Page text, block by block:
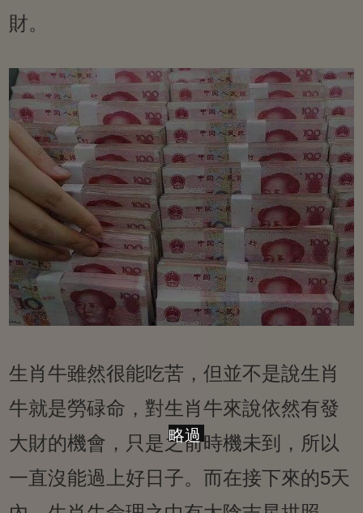
財。
生肖牛雖然很能吃苦，但並不是說生肖
牛就是勞碌命，對生肖牛來說依然有發
大財的機會，只是之前時機未到，所以
一直沒能過上好日子。而在接下來的5天
略過